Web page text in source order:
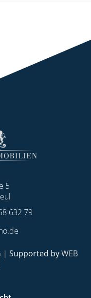
5
632 79
| Supported byWEB